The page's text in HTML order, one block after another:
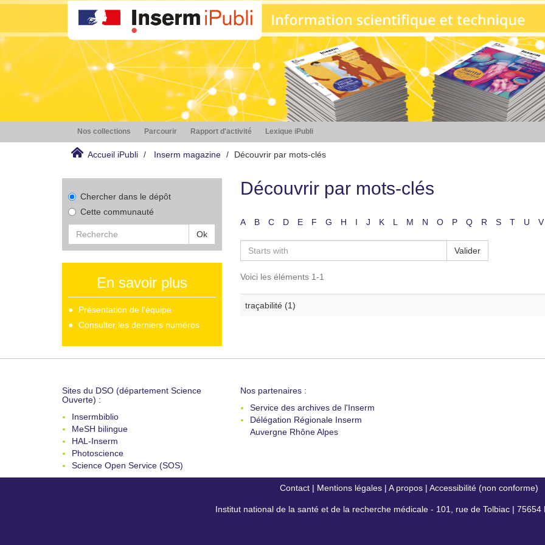
Nos collections Parcourir Rapport d'activité Lexique iPubli
Accueil iPubli Inserm magazine Découvrir par mots-clés
Chercher dans le dépôt
Cette communauté
Ok
En savoir plus
Présentation de l'équipe
Consulter les derniers numéros
Découvrir par mots-clés
A B C D E F G H I J K L M N O P Q R S T U V
Valider
Voici les éléments 1-1
traçabilité (1)
Sites du DSO (département Science
Ouverte) :
Insermbiblio
MeSH bilingue
HAL-Inserm
Photoscience
Science Open Service (SOS)
Nos partenaires :
Service des archives de l'Inserm
Délégation Régionale Inserm
Auvergne Rhône Alpes
Contact| Mentions légales| A propos| Accessibilité (non conforme)
Institut national de la santé et de la recherche médicale - 101, rue de Tolbiac | 75654